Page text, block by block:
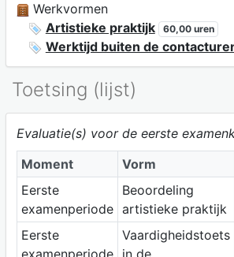
Werkvormen
Artistieke praktijk
60,00 uren
Werktijd buiten de
Toetsing (lijst)
Evaluatie(s) voor de eerste
Moment
Vorm
Eerste
examenperiode
Beoordeling
artistieke praktijk
Eerste
examenperiode
Vaardigheidstoets
in de